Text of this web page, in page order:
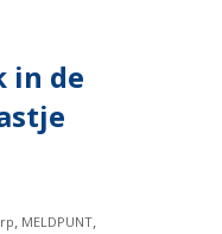
in de
, MELDPUNT,